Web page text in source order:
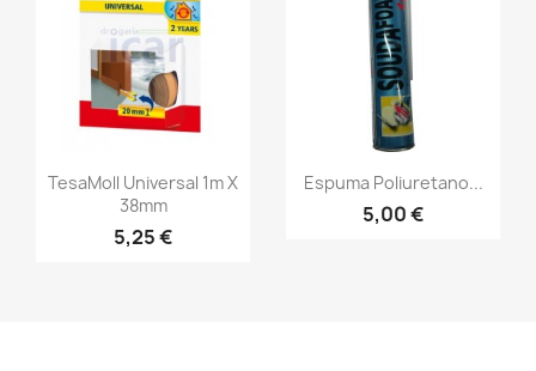
TesaMoll Universal 1m X
38mm
5,25 €
Espuma Poliuretano...
5,00 €